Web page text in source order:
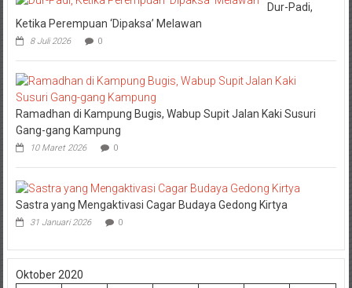
Dur-Padi,
Ketika Perempuan ‘Dipaksa’ Melawan
8 Juli 2026 0
Ramadhan di Kampung Bugis, Wabup Supit Jalan Kaki Susuri
Gang-gang Kampung
10 Maret 2026 0
Sastra yang Mengaktivasi Cagar Budaya Gedong Kirtya
31 Januari 2026 0
Oktober 2020